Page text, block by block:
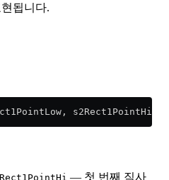
됩니다.
s2Rect1PointHi,
— 첫 번째 직사